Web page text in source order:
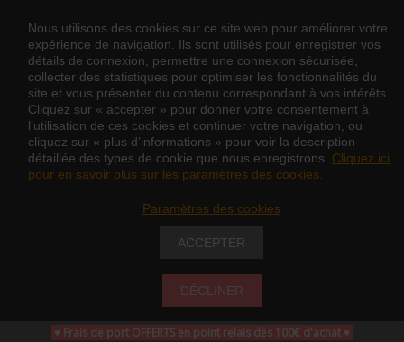
Nous utilisons des cookies sur ce site web pour améliorer votre
expérience de navigation. Ils sont utilisés pour enregistrer vos
détails de connexion, permettre une connexion sécurisée,
collecter des statistiques pour optimiser les fonctionnalités du
site et vous présenter du contenu correspondant à vos intérêts.
Cliquez sur « accepter » pour donner votre consentement à
l’utilisation de ces cookies et continuer votre navigation, ou
cliquez sur « plus d’informations » pour voir la description
détaillée des types de cookie que nous enregistrons. Cliquez ici
pour en savoir plus sur les paramètres des cookies.
Paramètres des cookies
ACCEPTER
DÉCLINER
♥ Frais de port OFFERTS en point relais dès 100€ d'achat ♥